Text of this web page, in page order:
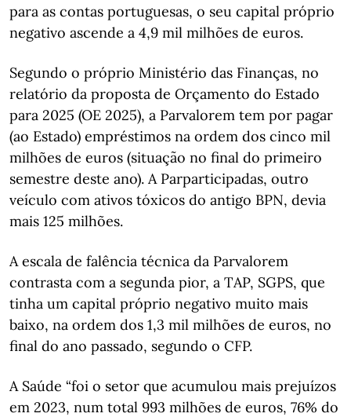
para as contas portuguesas, o seu capital próprio
negativo ascende a 4,9 mil milhões de euros.
Segundo o próprio Ministério das Finanças, no
relatório da proposta de Orçamento do Estado
para 2025 (OE 2025), a Parvalorem tem por pagar
(ao Estado) empréstimos na ordem dos cinco mil
milhões de euros (situação no final do primeiro
semestre deste ano). A Parparticipadas, outro
veículo com ativos tóxicos do antigo BPN, devia
mais 125 milhões.
A escala de falência técnica da Parvalorem
contrasta com a segunda pior, a TAP, SGPS, que
tinha um capital próprio negativo muito mais
baixo, na ordem dos 1,3 mil milhões de euros, no
final do ano passado, segundo o CFP.
A Saúde “foi o setor que acumulou mais prejuízos
em 2023, num total 993 milhões de euros, 76% do